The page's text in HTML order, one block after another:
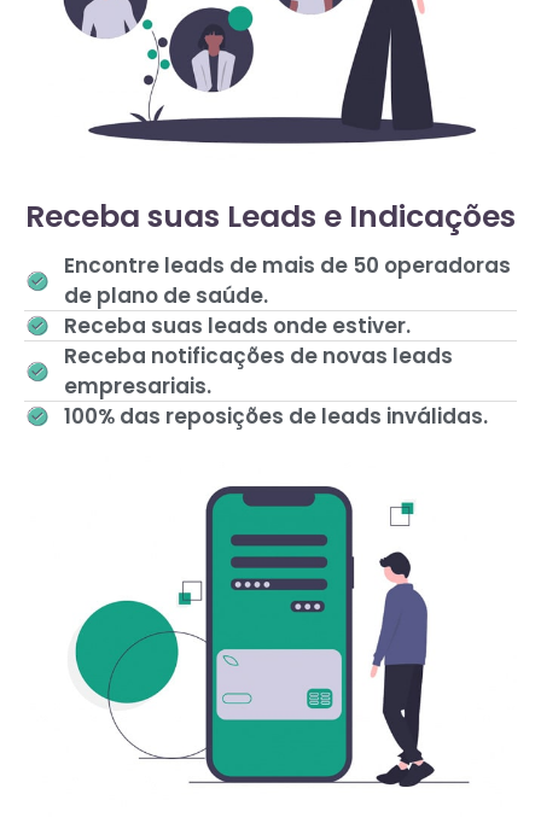
Receba suas Leads e Indicações
Encontre leads de mais de 50 operadoras
de plano de saúde.
Receba suas leads onde estiver.
Receba notificações de novas leads
empresariais.
100% das reposições de leads inválidas.